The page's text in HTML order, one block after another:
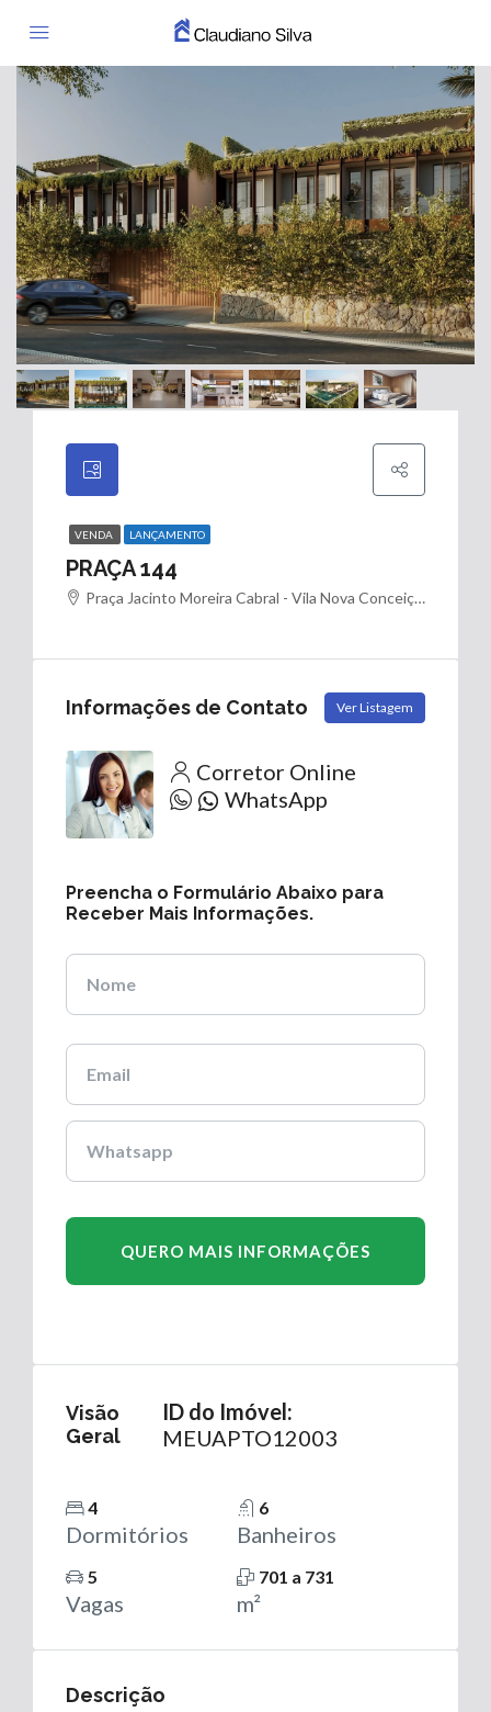
VENDA LANÇAMENTO
PRAÇA 144
Praça Jacinto Moreira Cabral - Vila Nova Conceição - São Paulo - SP
Informações de Contato Ver Listagem
Corretor Online
WhatsApp
Preencha o Formulário Abaixo para
Receber Mais Informações.
Nome
Visão
Geral
ID do Imóvel:
MEUAPTO12003
4
Dormitórios
6
Banheiros
5
Vagas
701 a 731
m²
Descrição